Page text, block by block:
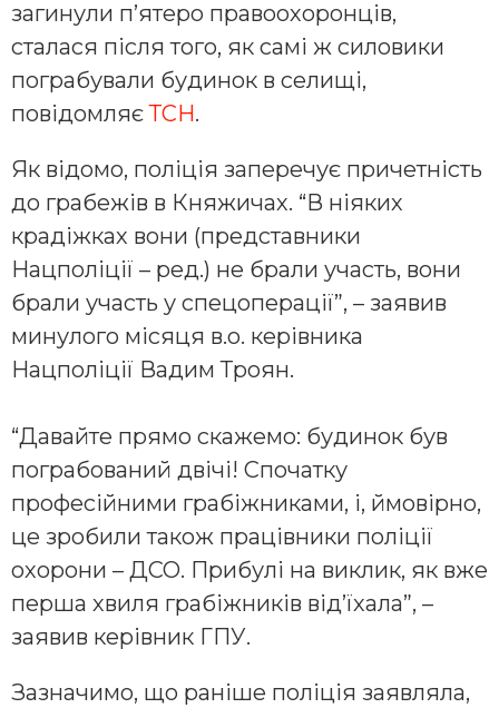
загинули п’ятеро правоохоронців,
сталася після того, як самі ж силовики
пограбували будинок в селищі,
повідомляєТСН.
Як відомо, поліція заперечує причетність
до грабежів в Княжичах. “В ніяких
крадіжках вони (представники
Нацполіції – ред.) не брали участь, вони
брали участь у спецоперації”, – заявив
минулого місяця в.о. керівника
Нацполіції Вадим Троян.
“Давайте прямо скажемо: будинок був
пограбований двічі! Спочатку
професійними грабіжниками, і, ймовірно,
це зробили також працівники поліції
охорони – ДСО. Прибулі на виклик, як вже
перша хвиля грабіжників від’їхала”, –
заявив керівник ГПУ.
Зазначимо, що раніше поліція заявляла,